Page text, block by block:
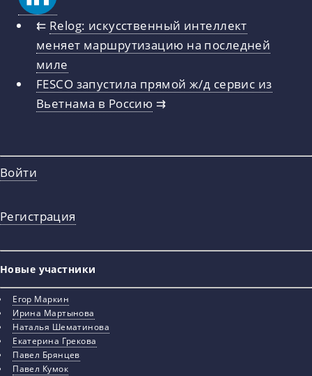
⇇ Relog: искусственный интеллект
меняет маршрутизацию на последней
миле
FESCO запустила прямой ж/д сервис из
Вьетнама в Россию ⇉
Войти
Регистрация
Новые участники
Егор Маркин
Ирина Мартынова
Наталья Шематинова
Екатерина Грекова
Павел Брянцев
Павел Кумок